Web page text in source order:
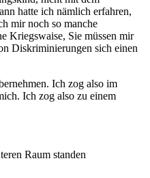
hatte ich nämlich erfahren,
mir noch so manche
Kriegswaise, Sie müssen mir
Diskriminierungen sich einen
Ich zog also im
Ich zog also zu einem
Raum standen